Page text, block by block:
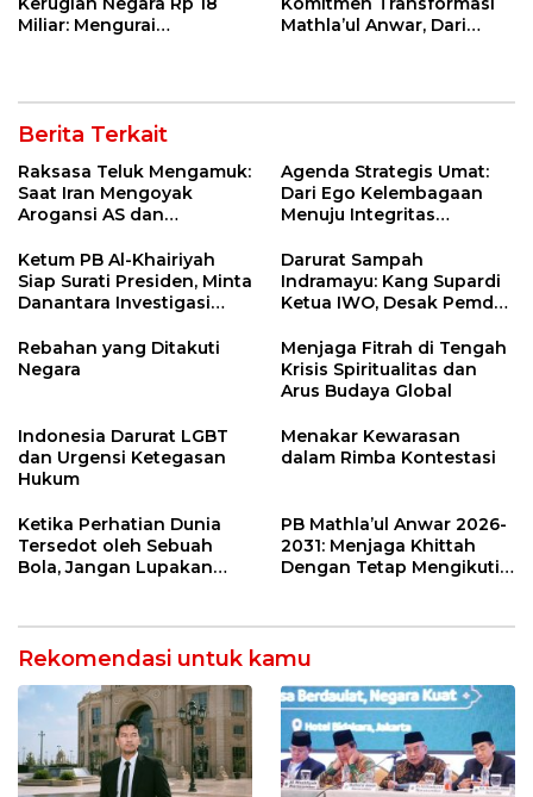
Miliar: Mengurai
Indramayu
Mathla’ul Anwar, Dari
Berita Terkait
Raksasa Teluk Mengamuk:
Saat Iran Mengoyak
Arogansi AS dan
Agenda Strategis Umat:
Dari Ego Kelembagaan
Menuju Integritas
Ketum PB Al-Khairiyah
Siap Surati Presiden, Minta
Danantara Investigasi
Darurat Sampah
Indramayu: Kang Supardi
Ketua IWO, Desak Pemda
demi Bekuk Pembuang
Sampah Liar!
Rebahan yang Ditakuti
Negara
Menjaga Fitrah di Tengah
Krisis Spiritualitas dan
Arus Budaya Global
Indonesia Darurat LGBT
dan Urgensi Ketegasan
Hukum
Menakar Kewarasan
dalam Rimba Kontestasi
Ketika Perhatian Dunia
Tersedot oleh Sebuah
Bola, Jangan Lupakan
PB Mathla’ul Anwar 2026-
2031: Menjaga Khittah
Dengan Tetap Mengikuti
Rekomendasi untuk kamu